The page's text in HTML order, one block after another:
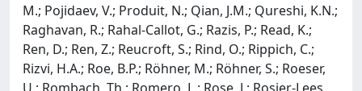
M.; Pojidaev, V.; Produit, N.; Qian, J.M.; Qureshi, K.N.;
Raghavan, R.; Rahal-Callot, G.; Razis, P.; Read, K.;
Ren, D.; Ren, Z.; Reucroft, S.; Rind, O.; Rippich, C.;
Rizvi, H.A.; Roe, B.P.; Röhner, M.; Röhner, S.; Roeser,